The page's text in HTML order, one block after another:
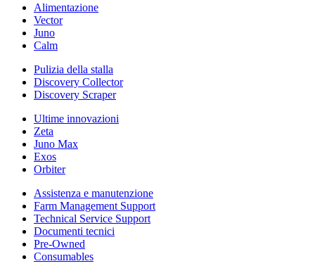
Alimentazione
Vector
Juno
Calm
Pulizia della stalla
Discovery Collector
Discovery Scraper
Ultime innovazioni
Zeta
Juno Max
Exos
Orbiter
Assistenza e manutenzione
Farm Management Support
Technical Service Support
Documenti tecnici
Pre-Owned
Consumables